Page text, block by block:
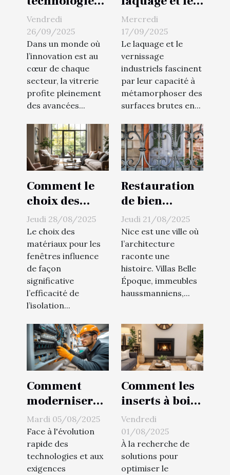
modernes
améliorent les
services de
vitrerie ?
Vendredi
26/09/2025
Dans un monde où
l’innovation est au
cœur de chaque
secteur, la vitrerie
profite pleinement
des avancées...
vernissage
transforment
les surfaces
industrielles ?
Mercredi
17/09/2025
Le laquage et le
vernissage
industriels fascinent
par leur capacité à
métamorphoser des
surfaces brutes en...
Comment le
choix des
matériaux
impacte
l'isolation de
vos fenêtres ?
Jeudi 28/08/2025
Le choix des
matériaux pour les
fenêtres influence
de façon
significative
l’efficacité de
l’isolation...
Restauration
de bien
immobilier à
Nice : quand
faire appel à
un ferronnier
?
Jeudi 21/08/2025
Nice est une ville où
l’architecture
raconte une
histoire. Villas Belle
Époque, immeubles
haussmanniens,...
Comment
moderniser
votre
installation
électrique
pour le futur ?
Mardi 05/08/2025
Face à l'évolution
rapide des
technologies et aux
exigences
Comment les
inserts à bois
améliorent-ils
l'efficacité
énergétique ?
Vendredi
01/08/2025
À la recherche de
solutions pour
optimiser le